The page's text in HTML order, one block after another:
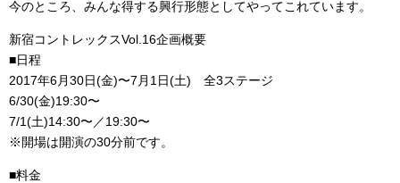
今のところ、みんな得する興行形態としてやってこれています。
新宿コントレックスVol.16企画概要
■日程
2017年6月30日(金)〜7月1日(土) 全3ステージ
6/30(金)19:30〜
7/1(土)14:30〜／19:30〜
※開場は開演の30分前です。
■料金